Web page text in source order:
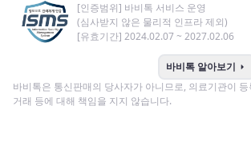
[인증범위] 바비톡 서비스 운영
(심사받지 않은 물리적 인프라 제외)
[유효기간] 2024.02.07 ~ 2027.02.06
바비톡 알아보기 arrow_right
바비톡은 통신판매의 당사자가 아니므로, 의료기관이
거래 등에 대해 책임을 지지 않습니다.